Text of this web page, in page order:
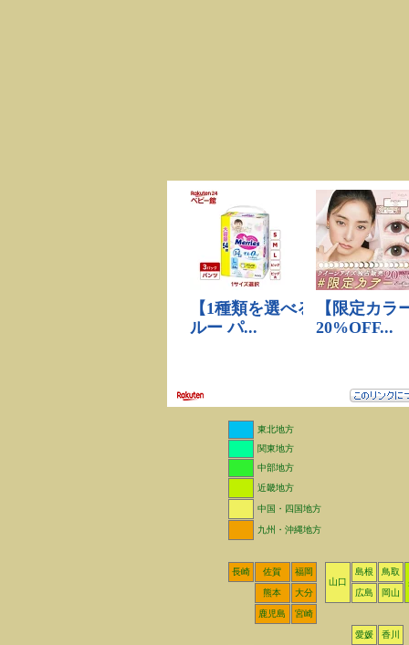
東北地方
関東地方
中部地方
近畿地方
中国・四国地方
九州・沖縄地方
長崎 佐賀
福岡
山口
島根
鳥取
熊本
大分 広島 岡山
鹿児島 宮崎
愛媛 香川